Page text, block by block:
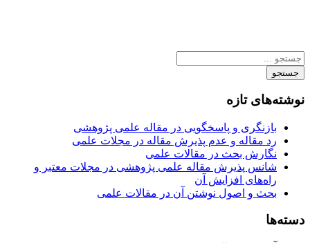
جستجو
نوشته‌های تازه
بازنگری و پاسخگویی در مقاله علمی پژوهشی
رد مقاله و عدم پذیرش مقاله در مجلات علمی
نگارش بحث در مقالات علمی
شانس پذیرش مقاله علمی پژوهشی در مجلات معتبر و
راه‌های افزایش آن
بحث و اصول نوشتن آن در مقالات علمی
دسته‌ها